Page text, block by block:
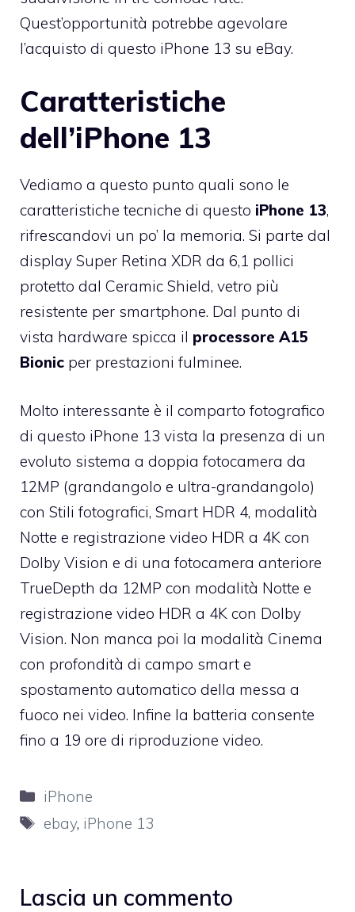
Quest’opportunità potrebbe agevolare
l’acquisto di questo iPhone 13 su eBay.
Caratteristiche
dell’iPhone 13
Vediamo a questo punto quali sono le
caratteristiche tecniche di questo iPhone 13,
rifrescandovi un po’ la memoria. Si parte dal
display Super Retina XDR da 6,1 pollici
protetto dal Ceramic Shield, vetro più
resistente per smartphone. Dal punto di
vista hardware spicca il processore A15
Bionic per prestazioni fulminee.
Molto interessante è il comparto fotografico
di questo iPhone 13 vista la presenza di un
evoluto sistema a doppia fotocamera da
12MP (grandangolo e ultra-grandangolo)
con Stili fotografici, Smart HDR 4, modalità
Notte e registrazione video HDR a 4K con
Dolby Vision e di una fotocamera anteriore
TrueDepth da 12MP con modalità Notte e
registrazione video HDR a 4K con Dolby
Vision. Non manca poi la modalità Cinema
con profondità di campo smart e
spostamento automatico della messa a
fuoco nei video. Infine la batteria consente
fino a 19 ore di riproduzione video.
Categorie
iPhone
Tag
ebay, iPhone 13
Lascia un commento